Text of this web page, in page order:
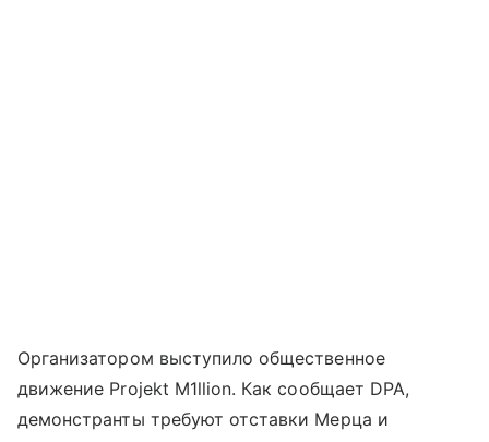
Организатором выступило общественное
движение Projekt M1llion. Как сообщает DPA,
демонстранты требуют отставки Мерца и